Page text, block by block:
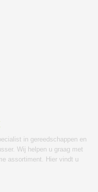
in gereedschappen en
Wij helpen u graag met
assortiment. Hier vindt u